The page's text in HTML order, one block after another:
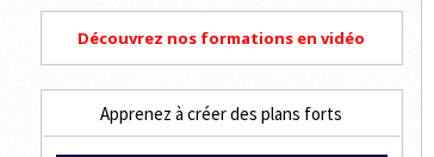
Découvrez nos formations en vidéo
Apprenez à créer des plans forts